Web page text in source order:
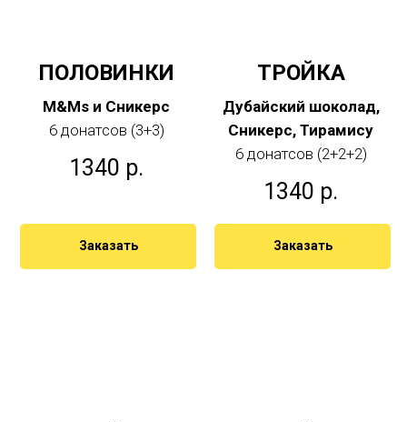
ПОЛОВИНКИ
M&Ms и Сникерс
6 донатсов (3+3)
1340 р.
Заказать
ТРОЙКА
Дубайский шоколад,
Сникерс, Тирамису
6 донатсов (2+2+2)
1340 р.
Заказать